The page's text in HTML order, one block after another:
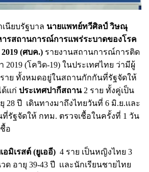
เนียบรัฐบาล นายแพทย์ทวีศิลป์ วิษณุ
รสถานการณ์การแพร่ระบาดของโรค
(ศบค.) รายงานสถานการณ์การติด
2019 (โควิด-19) ในประเทศไทย ว่ามีผู้
าย ทั้งหมดอยู่ในสถานกักกันที่รัฐจัดให้
เเก่ ประเทศปากีสถาน2 ราย ทั้งคู่เป็น
28 ปี เดินทางมาถึงไทยวันที่ 6 มิ.ย.เเละ
รัฐจัดให้ กทม. ตรวจเชื้อในครั้งที่ 1 วัน
อ
มิเรสต์ (ยูเออี) 4 ราย เป็นหญิงไทย 3
อายุ 39-43 ปี เเละนักเรียนชายไทย